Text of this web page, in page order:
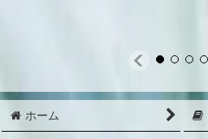
ホーム